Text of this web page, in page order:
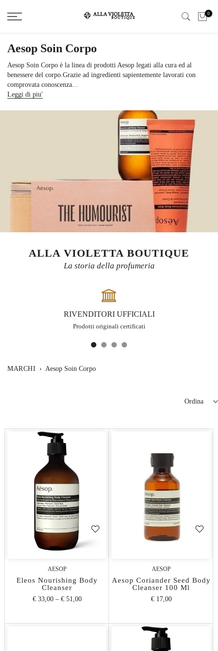
il
0
Aesop Soin Corpo
Aesop Soin Corpo è la linea di prodotti Aesop legati alla cura ed al
benessere del corpo.Grazie ad ingredienti sapientemente lavorati con
comprovata conoscenza...
Leggi di piu'
ALLA VIOLETTA BOUTIQUE
La storia della profumeria
RIVENDITORI UFFICIALI
Prodotti originali certificati
MARCHI ›Aesop Soin Corpo
Ordina
AESOP
Eleos Nourishing Body
Cleanser
€ 33,00 – € 51,00
AESOP
Aesop Coriander Seed Body
Cleanser 100 Ml
€ 17,00